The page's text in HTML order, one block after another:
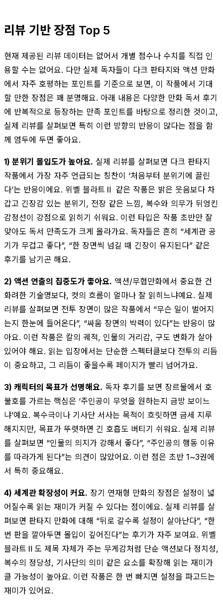
리뷰 기반 장점 Top 5
현재 제공된 리뷰 데이터는 없어서 개별 점수나 수치를 직접 인
용할 수는 없어요. 다만 실제 독자들이 다크 판타지와 액션 만화
에서 자주 호평하는 포인트를 기준으로 보면, 이 작품에서 기대
할 만한 장점은 꽤 분명해요. 아래 내용은 다양한 만화 독서 후기
에 반복적으로 등장하는 만족 포인트를 바탕으로 정리한 것이고,
실제 리뷰를 살펴보면 특히 이런 방향의 반응이 많다는 점을 함
께 염두에 두면 좋아요.
1) 분위기 몰입도가 높아요. 실제 리뷰를 살펴보면 다크 판타지
작품에서 가장 자주 언급되는 칭찬이 ‘처음부터 분위기에 끌린
다’는 반응이에요. 위벨 블라트Ⅱ 같은 작품은 밝은 웃음보다 차
갑고 긴장감 있는 분위기, 전장 같은 느낌, 복수와 의무가 뒤엉킨
감정선이 강점으로 읽히기 쉬워요. 이런 타입은 작품 초반만 잘
맞아도 독서 만족도가 크게 올라가요. 독자들은 흔히 “세계관 공
기가 무겁고 좋다”, “한 장면씩 넘길 때 긴장이 유지된다” 같은
후기를 남기곤 해요.
2) 액션 연출의 집중도가 좋아요. 액션/무협만화에서 중요한 건
화려한 기술명보다, 컷의 흐름이 얼마나 잘 읽히느냐예요. 실제
리뷰를 살펴보면 전투 장면이 많은 작품에서 “무슨 일이 벌어지
는지 한눈에 들어온다”, “싸움 장면의 박력이 있다”는 반응이 많
아요. 이런 작품은 칼의 궤적, 인물의 거리감, 구도 변화가 살아
있어야 해요. 읽는 입장에서는 단순한 스펙터클보다 전투의 리듬
이 중요하고, 그 리듬이 좋을수록 페이지가 빨리 넘어가요.
3) 캐릭터의 목표가 선명해요. 독자 후기를 보면 장르물에서 호
불호를 가르는 핵심은 ‘주인공이 무엇을 원하는지 금방 보이느
냐’예요. 복수극이나 기사단 서사는 목적이 흐릿하면 금세 지루
해지지만, 목표가 뚜렷하면 긴 호흡도 버티기 쉬워요. 실제 리뷰
를 살펴보면 “인물의 의지가 강해서 좋다”, “주인공의 행동 이유
를 따라가게 된다”는 의견이 많았어요. 이런 점은 초반 1~3권에
서 특히 중요해요.
4) 세계관 확장성이 커요. 장기 연재형 만화의 장점은 설정이 넓
어질수록 읽는 재미가 커질 수 있다는 점이에요. 실제 리뷰를 살
펴보면 판타지 만화에 대해 “뒤로 갈수록 설정이 살아난다”, “한
번 판을 깔아두면 몰입이 깊어진다”는 후기가 자주 보여요. 위벨
블라트Ⅱ도 제목 자체가 주는 무게감처럼 단순 액션보다 정치성,
복수의 정당성, 기사단의 의미 같은 요소를 확장해 읽는 재미가
클 가능성이 높아요. 이런 작품은 한 번 빠지면 설정을 파고드는
재미가 있어요.